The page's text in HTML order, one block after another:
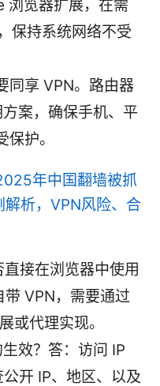
浏览器扩展，在需
保持系统网络不受
同享 VPN。路由器
案，确保手机、平
护。
年中国翻墙被抓
析，VPN风险、合
接在浏览器中使用
VPN，需要通过
或代理实现。
效？答：访问 IP
开 IP、地区、以及